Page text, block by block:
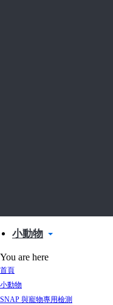
小動物
You are here
首頁
小動物
SNAP 與寵物專用檢測